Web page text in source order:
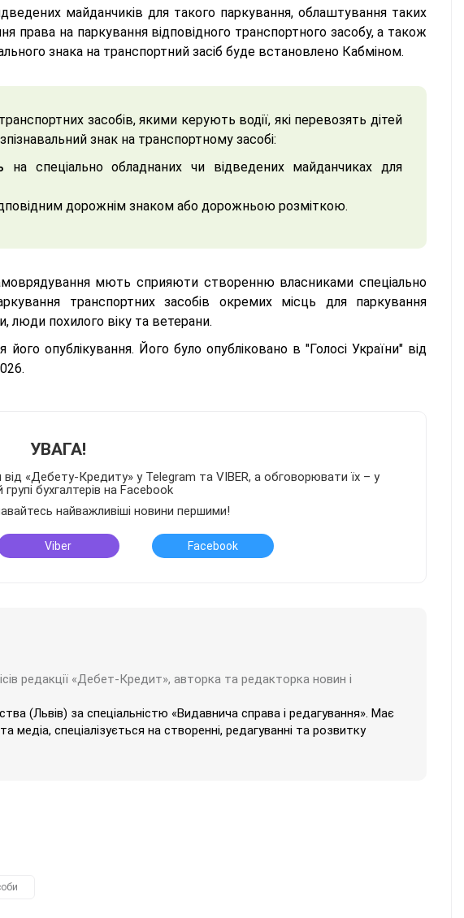
майданчиків для такого паркування, облаштування таких
права на паркування відповідного транспортного засобу, а також
знака на транспортний засіб буде встановлено Кабміном.
засобів, якими керують водії, які перевозять дітей
знак на транспортному засобі:
на спеціально обладнаних чи відведених майданчиках для
дорожнім знаком або дорожньою розміткою.
мють сприяюти створенню власниками спеціально
транспортних засобів окремих місць для паркування
люди похилого віку та ветерани.
опублікування. Його було опубліковано в "Голосі України" від
УВАГА!
«Дебету-Кредиту» у Telegram та VIBER, а обговорювати їх – у
групі бухгалтерів на Facebook
найважливіші новини першими!
Viber Facebook
редакції «Дебет-Кредит», авторка та редакторка новин і
(Львів) за спеціальністю «Видавнича справа і редагування». Має
медіа, спеціалізується на створенні, редагуванні та розвитку